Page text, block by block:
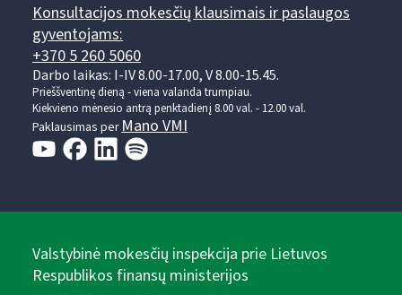
Konsultacijos mokesčių klausimais ir paslaugos
gyventojams:
+370 5 260 5060
Darbo laikas: I-IV 8.00-17.00, V 8.00-15.45.
Prieššventinę dieną - viena valanda trumpiau.
Kiekvieno mėnesio antrą penktadienį 8.00 val. - 12.00 val.
Paklausimas per Mano VMI
Valstybinė mokesčių inspekcija prie Lietuvos
Respublikos finansų ministerijos